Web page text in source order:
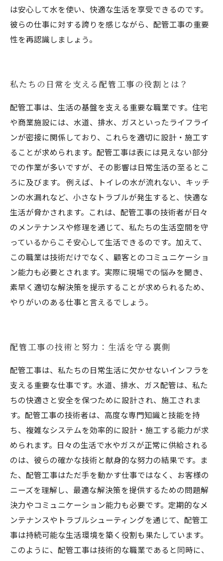
は安心して水を使い、快適な生活を享受できるのです。
彼らの仕事に対する誇りを感じながら、配管工事の重要
性を再認識しましょう。
私たちの日常を支える配管工事の役割とは？
配管工事は、生活の基盤を支える重要な職業です。住宅
や商業施設には、水道、排水、ガスといったライフライ
ンが密接に関係しており、これらを適切に設計・施工す
ることが求められます。配管工事は表には見えない部分
での作業が多いですが、その影響は日常生活の至るとこ
ろに及びます。 例えば、トイレの水が流れない、キッチ
ンの水漏れなど、小さなトラブルが発生すると、快適な
生活が脅かされます。これは、配管工事の技術者が日々
のメンテナンスや修理を通じて、私たちの生活空間を守
っているからこそ安心して生活できるのです。加えて、
この職業は技術だけでなく、顧客とのコミュニケーショ
ン能力も必要とされます。実際に現場での悩みを聞き、
素早く適切な解決策を提示することが求められるため、
やりがいのある仕事と言えるでしょう。
配管工事の技術と努力：生活を守る裏側
配管工事は、私たちの日常生活に欠かせないインフラを
支える重要な仕事です。水道、排水、ガス配管は、私た
ちの快適さと安全を保つために設計され、施工されま
す。配管工事の技術者は、高度な専門知識と技能を持
ち、複雑なシステムを効率的に設計・施工する能力が求
められます。日々の生活で水やガスが正常に供給される
のは、彼らの確かな技術と献身的な努力の結果です。ま
た、配管工事はただ手を動かす仕事ではなく、お客様の
ニーズを理解し、最適な解決策を提供するための問題解
決力やコミュニケーション能力も必要です。定期的なメ
ンテナンスやトラブルシューティングを通じて、配管工
事は持続可能な生活環境を築く役割も果たしています。
このように、配管工事は技術的な職業であると同時に、